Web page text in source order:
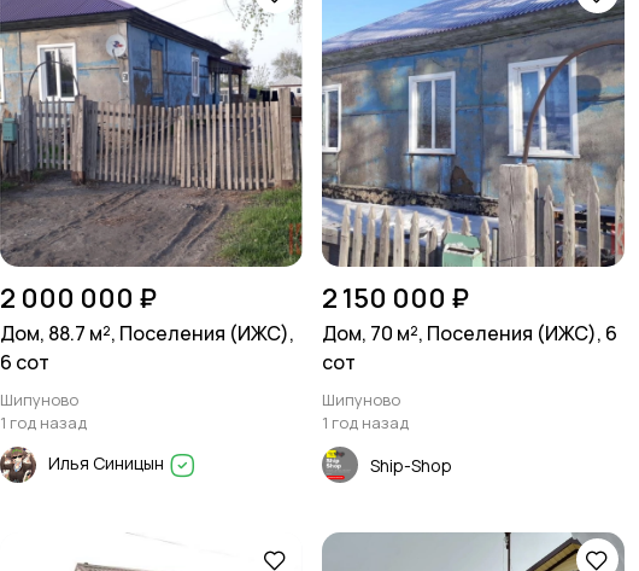
2 000 000 ₽
Дом, 88.7 м², Поселения (ИЖС),
6 сот
Шипуново
1 год назад
Илья Синицын
2 150 000 ₽
Дом, 70 м², Поселения (ИЖС), 6
сот
Шипуново
1 год назад
Ship-Shop